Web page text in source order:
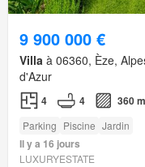
9 900 000 €
Villa à 06360, Èze,
d'Azur
4 4 360
Parking Piscine Jardin
Il y a 16 jours
LUXURYESTATE